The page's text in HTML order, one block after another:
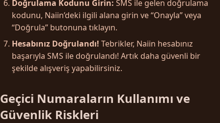
Doğrulama Kodunu Girin: SMS ile gelen doğrulama
kodunu, Naiin’deki ilgili alana girin ve “Onayla” veya
“Doğrula” butonuna tıklayın.
Hesabınız Doğrulandı! Tebrikler, Naiin hesabınız
başarıyla SMS ile doğrulandı! Artık daha güvenli bir
şekilde alışveriş yapabilirsiniz.
Geçici Numaraların Kullanımı ve
Güvenlik Riskleri